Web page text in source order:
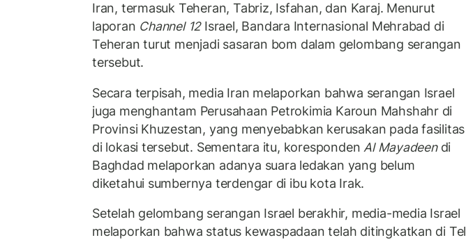
Iran, termasuk Teheran, Tabriz, Isfahan, dan Karaj. Menurut
laporan Channel 12Israel, Bandara Internasional Mehrabad di
Teheran turut menjadi sasaran bom dalam gelombang serangan
tersebut.
Secara terpisah, media Iran melaporkan bahwa serangan Israel
juga menghantam Perusahaan Petrokimia Karoun Mahshahr di
Provinsi Khuzestan, yang menyebabkan kerusakan pada fasilitas
di lokasi tersebut. Sementara itu, koresponden Al Mayadeendi
Baghdad melaporkan adanya suara ledakan yang belum
diketahui sumbernya terdengar di ibu kota Irak.
Setelah gelombang serangan Israel berakhir, media-media Israel
melaporkan bahwa status kewaspadaan telah ditingkatkan di Tel